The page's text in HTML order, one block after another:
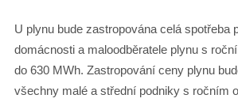
U plynu bude zastropována celá spotřeba
domácnosti a maloodběratele plynu s
do 630 MWh. Zastropování ceny plynu
všechny malé a střední podniky s ročním